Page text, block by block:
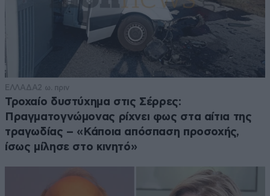
ΕΛΛΑΔΑ2 ω. πριν
Τροχαίο δυστύχημα στις Σέρρες:
Πραγματογνώμονας ρίχνει φως στα αίτια της
τραγωδίας – «Κάποια απόσπαση προσοχής,
ίσως μίλησε στο κινητό»